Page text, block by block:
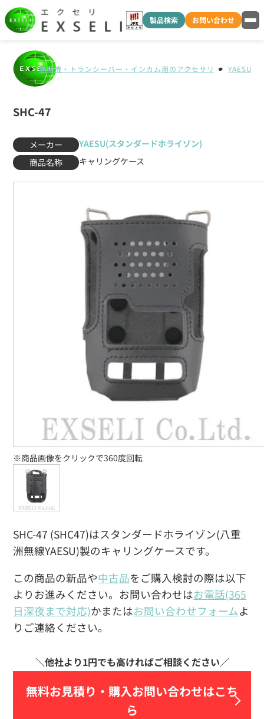
製品検索 お問い合わせ
無線機・トランシーバー・インカム用のアクセサリ YAESU(
SHC-47
メーカー
YAESU(スタンダードホライゾン)
商品名称
キャリングケース
SHC-47 (SHC47)はスタンダードホライゾン(八重
洲無線YAESU)製のキャリングケースです。
この商品の新品や中古品をご購入検討の際は以下
よりお進みください。お問い合わせはお電話(365
日深夜まで対応)かまたはお問い合わせフォームよ
りご連絡ください。
無料お見積り・ 購入お問い合わせはこち
ら
※商品画像をクリックで360度回転